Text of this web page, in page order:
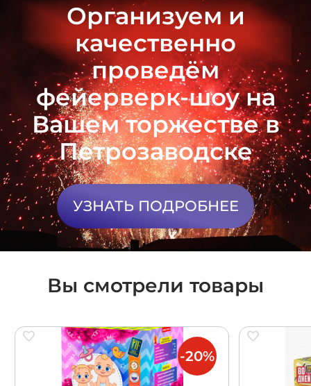
Организуем и
качественно
проведём
фейерверк-шоу на
Вашем торжестве в
Петрозаводске
УЗНАТЬ ПОДРОБНЕЕ
Вы смотрели товары
-20%